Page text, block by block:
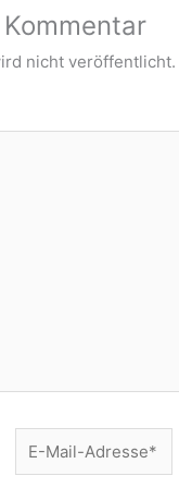
nicht veröffentlicht.
E-
Mail-